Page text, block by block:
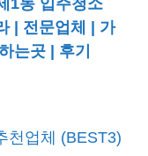
1동 입주청소
| 전문업체 | 가
는곳 | 후기
천업체 (BEST3)